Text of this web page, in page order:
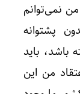
نمی‌توانم
پشتوانه
باشد، باید
من این